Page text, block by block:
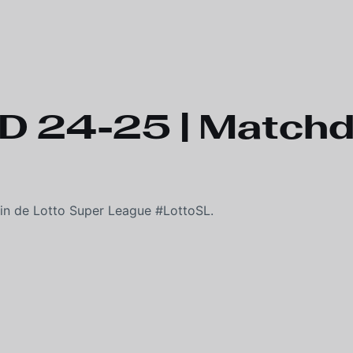
24-25 |
de Lotto Super League #LottoSL.